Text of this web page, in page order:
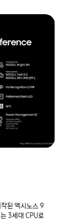
된 엑시노스 9
3세대 CPU로